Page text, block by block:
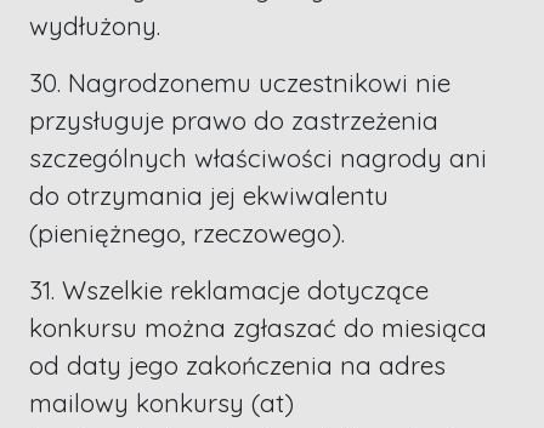
wydłużony.
30. Nagrodzonemu uczestnikowi nie
przysługuje prawo do zastrzeżenia
szczególnych właściwości nagrody ani
do otrzymania jej ekwiwalentu
(pieniężnego, rzeczowego).
31. Wszelkie reklamacje dotyczące
konkursu można zgłaszać do miesiąca
od daty jego zakończenia na adres
mailowy konkursy (at)